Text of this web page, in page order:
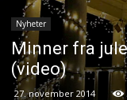
Nyheter
Minner fra
(video)
27. november 2014